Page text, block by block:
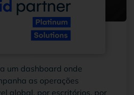
um dashboard onde
as operações
global, por escritórios, por